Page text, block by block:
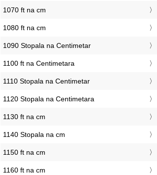
1070 ft na cm
1080 ft na cm
1090 Stopala na Centimetar
1100 ft na Centimetara
1110 Stopala na Centimetar
1120 Stopala na Centimetara
1130 ft na cm
1140 Stopala na cm
1150 ft na cm
1160 ft na cm